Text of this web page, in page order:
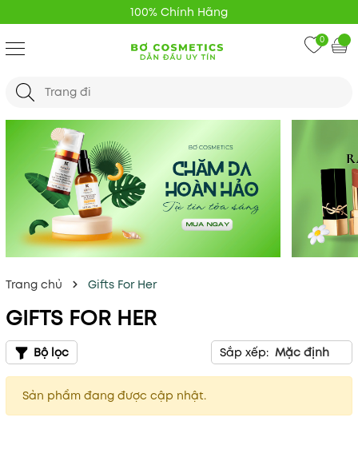
0
Trang chủ Gifts For Her
GIFTS FOR HER
Bộ lọc Sắp xếp: Mặc định
Sản phẩm đang được cập nhật.